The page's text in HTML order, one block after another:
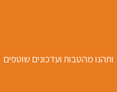
ותהנו מהטבות ועדכונים שוטפים